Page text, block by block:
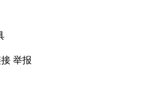
举报